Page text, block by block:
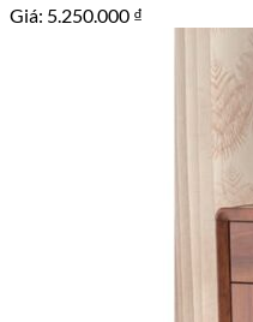
Giá: 5.250.000 ₫